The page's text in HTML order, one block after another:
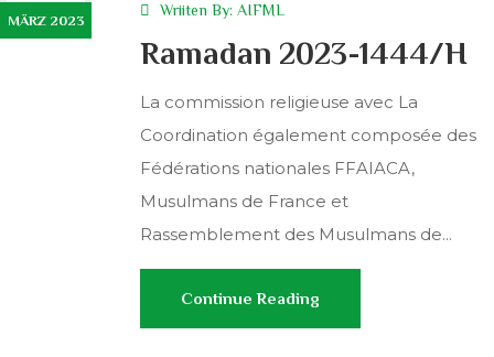
MÄRZ 2023
Wriiten By: AIFML
Ramadan 2023-1444/H
La commission religieuse avec La
Coordination également composée des
Fédérations nationales FFAIACA,
Musulmans de France et
Rassemblement des Musulmans de...
Continue Reading